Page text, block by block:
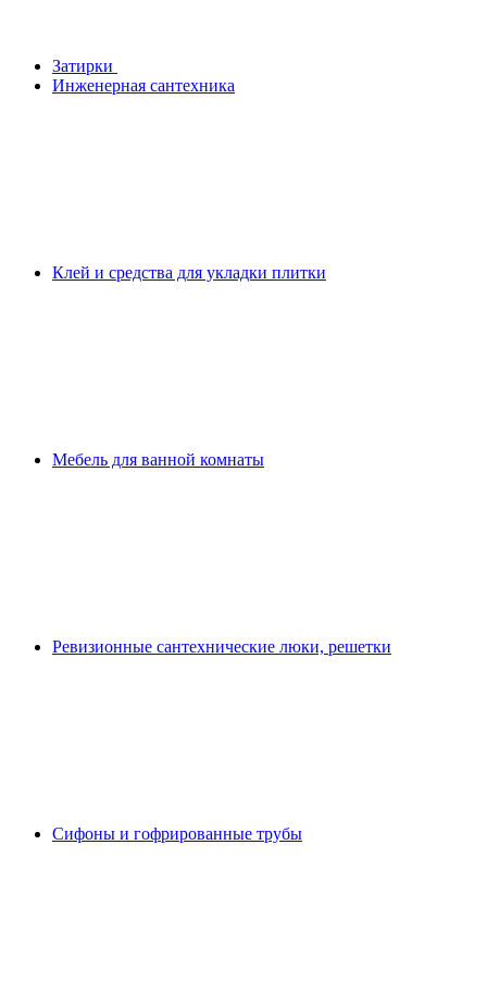
Затирки
Инженерная сантехника
Клей и средства для укладки плитки
Мебель для ванной комнаты
Ревизионные сантехнические люки, решетки
Сифоны и гофрированные трубы